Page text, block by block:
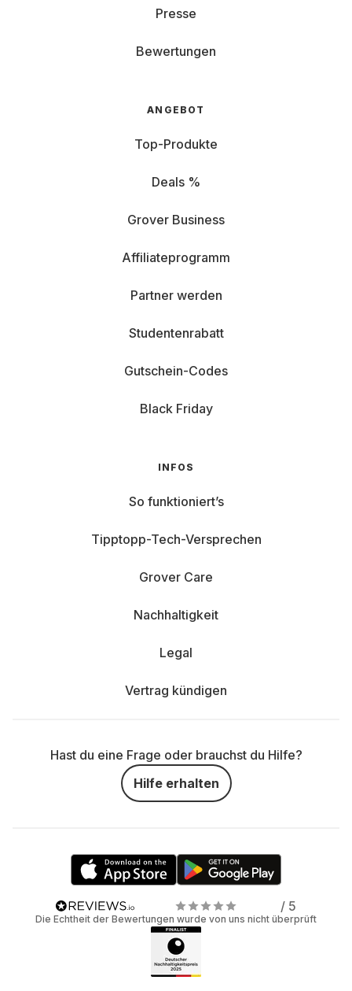
Presse
Bewertungen
ANGEBOT
Top-Produkte
Deals %
Grover Business
Affiliateprogramm
Partner werden
Studentenrabatt
Gutschein-Codes
Black Friday
INFOS
So funktioniert’s
Tipptopp-Tech-Versprechen
Grover Care
Nachhaltigkeit
Legal
Vertrag kündigen
Hast du eine Frage oder brauchst du Hilfe?
Hilfe erhalten
/ 5
Die Echtheit der Bewertungen wurde von uns nicht überprüft